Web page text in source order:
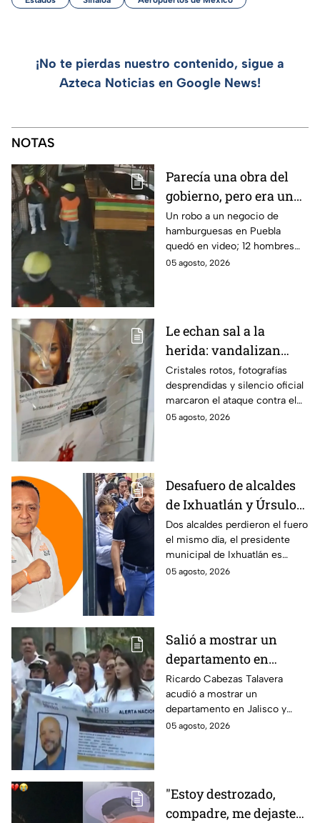
¡No te pierdas nuestro contenido, sigue a
Azteca Noticias en Google News!
NOTAS
Parecía una obra del
gobierno, pero era un
robo planeado: Así
saquearon negocio de
hamburguesas en
Puebla
Un robo a un negocio de
hamburguesas en Puebla
quedó en video; 12 hombres
habrían fingido ser
05 agosto, 2026
Le echan sal a la
herida: vandalizan
memorial de
desaparecidos en
Veracruz en medio de
crisis
Cristales rotos, fotografías
desprendidas y silencio oficial
marcaron el ataque contra el
memorial de desaparecidos,
05 agosto, 2026
Desafuero de alcaldes
de Ixhuatlán y Úrsulo
Galván: uno de ellos
está implicado en el
asesinato de la
periodista Roxana
Dos alcaldes perdieron el fuero
el mismo día, el presidente
municipal de Ixhuatlán es
investigado por el secuestro y
05 agosto, 2026
Salió a mostrar un
departamento en
Zapopan y no volvió a
casa: Buscan a Ricardo
Cabezas Talavera en
Jalisco
Ricardo Cabezas Talavera
acudió a mostrar un
departamento en Jalisco y
después desapareció;
05 agosto, 2026
"Estoy destrozado,
compadre, me dejaste":